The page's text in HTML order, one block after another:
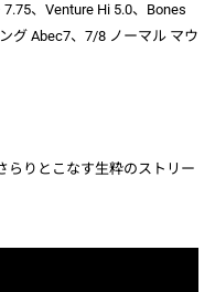
、Venture Hi 5.0、Bones
グ Abec7、7/8 ノーマル マウ
らりとこなす生粋のストリー